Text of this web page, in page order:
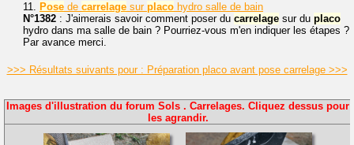
11. Pose de carrelage sur placo hydro salle de bain
N°1382 : J'aimerais savoir comment poser du carrelage sur du placo
hydro dans ma salle de bain ? Pourriez-vous m'en indiquer les étapes ?
Par avance merci.
>>> Résultats suivants pour : Préparation placo avant pose carrelage >>>
Images d'illustration du forum Sols . Carrelages. Cliquez dessus pour
les agrandir.